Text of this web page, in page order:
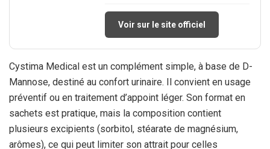
Voir sur le site officiel
Cystima Medical est un complément simple, à base de D-
Mannose, destiné au confort urinaire. Il convient en usage
préventif ou en traitement d’appoint léger. Son format en
sachets est pratique, mais la composition contient
plusieurs excipients (sorbitol, stéarate de magnésium,
arômes), ce qui peut limiter son attrait pour celles